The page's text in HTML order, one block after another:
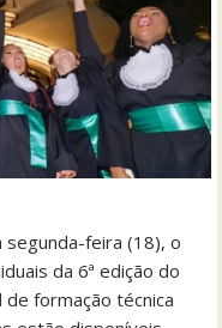
segunda-feira (18), o
da 6ª edição do
formação técnica